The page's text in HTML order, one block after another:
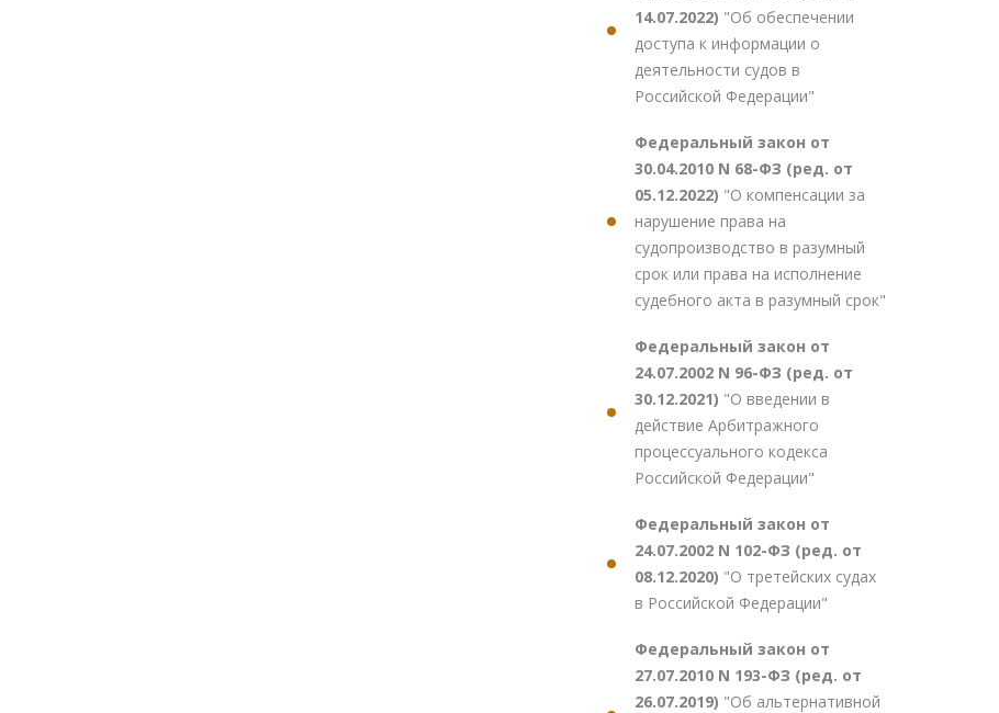
14.07.2022) "Об обеспечении
доступа к информации о
деятельности судов в
Российской Федерации"
Федеральный закон от
30.04.2010 N 68-ФЗ (ред. от
05.12.2022) "О компенсации за
нарушение права на
судопроизводство в разумный
срок или права на исполнение
судебного акта в разумный срок"
Федеральный закон от
24.07.2002 N 96-ФЗ (ред. от
30.12.2021) "О введении в
действие Арбитражного
процессуального кодекса
Российской Федерации"
Федеральный закон от
24.07.2002 N 102-ФЗ (ред. от
08.12.2020) "О третейских судах
в Российской Федерации"
Федеральный закон от
27.07.2010 N 193-ФЗ (ред. от
26.07.2019) "Об альтернативной